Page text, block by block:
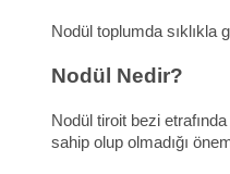
Nodül toplumda sıklıkla
Nodül Nedir?
Nodül tiroit bezi
sahip olup olmadığı